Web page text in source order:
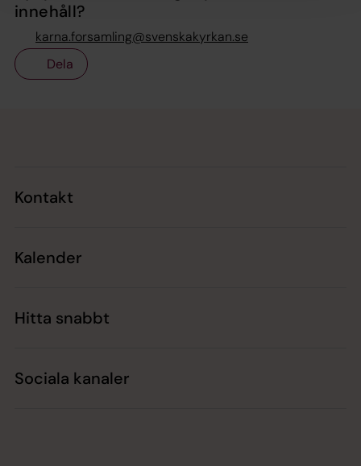
innehåll?
karna.forsamling@svenskakyrkan.se
Dela
Kontakt
Kalender
Hitta snabbt
Sociala kanaler